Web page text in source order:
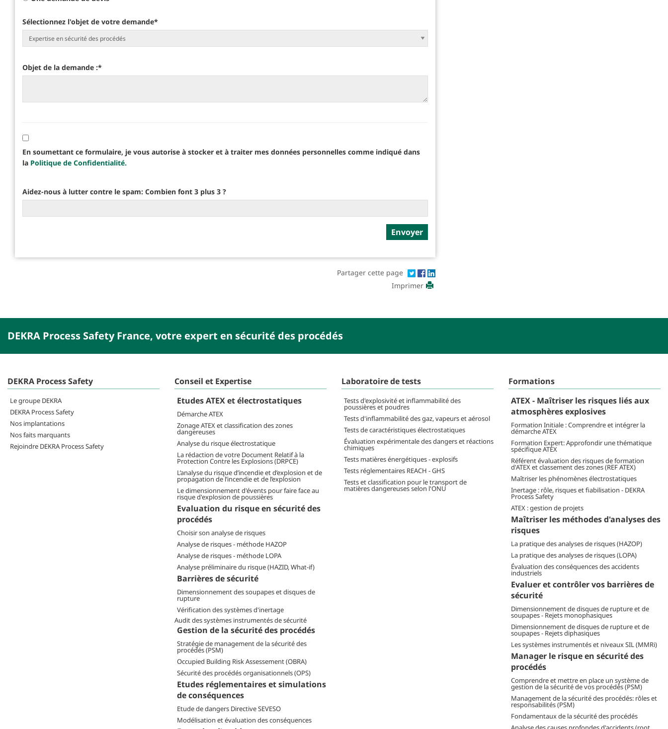
Sélectionnez l'objet de votre demande*
Objet de la demande :*
En soumettant ce formulaire, je vous autorise à stocker et à traiter mes données personnelles comme indiqué dans
la Politique de Confidentialité.
Aidez-nous à lutter contre le spam: Combien font 3 plus 3 ?
Partager cette page
Imprimer
DEKRA Process Safety France, votre expert en sécurité des procédés
DEKRA Process Safety
Le groupe DEKRA
DEKRA Process Safety
Nos implantations
Nos faits marquants
Rejoindre DEKRA Process Safety
Conseil et Expertise
Etudes ATEX et électrostatiques
Démarche ATEX
Zonage ATEX et classification des zones
dangereuses
Analyse du risque électrostatique
La rédaction de votre Document Relatif à la
Protection Contre les Explosions (DRPCE)
L’analyse du risque d’incendie et d’explosion et de
propagation de l’incendie et de l’explosion
Le dimensionnement d'évents pour faire face au
risque d'explosion de poussières
Evaluation du risque en sécurité des
procédés
Choisir son analyse de risques
Analyse de risques - méthode HAZOP
Analyse de risques - méthode LOPA
Analyse préliminaire du risque (HAZID, What-if)
Barrières de sécurité
Dimensionnement des soupapes et disques de
rupture
Vérification des systèmes d'inertage
Audit des systèmes instrumentés de sécurité
Gestion de la sécurité des procédés
Stratégie de management de la sécurité des
procédés (PSM)
Occupied Building Risk Assessement (OBRA)
Sécurité des procédés organisationnels (OPS)
Etudes réglementaires et simulations
de conséquences
Etude de dangers Directive SEVESO
Modélisation et évaluation des conséquences
Laboratoire de tests
Tests d'explosivité et inflammabilité des
poussières et poudres
Tests d'inflammabilité des gaz, vapeurs et aérosol
Tests de caractéristiques électrostatiques
Évaluation expérimentale des dangers et réactions
chimiques
Tests matières énergétiques - explosifs
Tests réglementaires REACH - GHS
Tests et classification pour le transport de
matières dangereuses selon l'ONU
Formations
ATEX - Maîtriser les risques liés aux
atmosphères explosives
Formation Initiale : Comprendre et intégrer la
démarche ATEX
Formation Expert: Approfondir une thématique
spécifique ATEX
Référent évaluation des risques de formation
d'ATEX et classement des zones (REF ATEX)
Maîtriser les phénomènes électrostatiques
Inertage : rôle, risques et fiabilisation - DEKRA
Process Safety
ATEX : gestion de projets
Maîtriser les méthodes d'analyses des
risques
La pratique des analyses de risques (HAZOP)
La pratique des analyses de risques (LOPA)
Évaluation des conséquences des accidents
industriels
Evaluer et contrôler vos barrières de
sécurité
Dimensionnement de disques de rupture et de
soupapes - Rejets monophasiques
Dimensionnement de disques de rupture et de
soupapes - Rejets diphasiques
Les systèmes instrumentés et niveaux SIL (MMRi)
Manager le risque en sécurité des
procédés
Comprendre et mettre en place un système de
gestion de la sécurité de vos procédés (PSM)
Management de la sécurité des procédés: rôles et
responsabilités (PSM)
Fondamentaux de la sécurité des procédés